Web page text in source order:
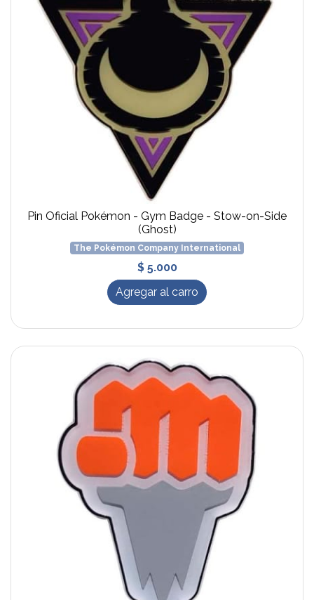
Pin Oficial Pokémon - Gym Badge - Stow-on-Side
(Ghost)
The Pokémon Company International
$ 5.000
Agregar al carro